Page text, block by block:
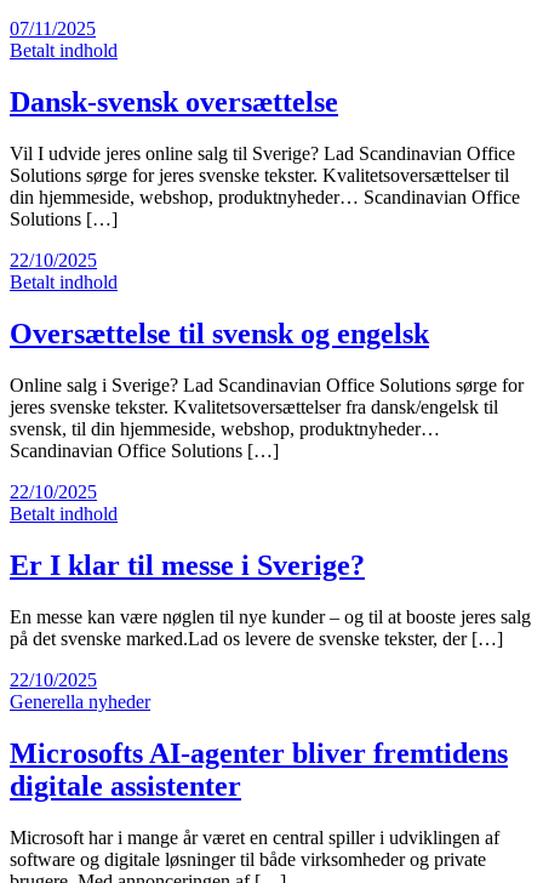
07/11/2025
Betalt indhold
Dansk-svensk oversættelse
Vil I udvide jeres online salg til Sverige? Lad Scandinavian Office
Solutions sørge for jeres svenske tekster. Kvalitetsoversættelser til
din hjemmeside, webshop, produktnyheder… Scandinavian Office
Solutions […]
22/10/2025
Betalt indhold
Oversættelse til svensk og engelsk
Online salg i Sverige? Lad Scandinavian Office Solutions sørge for
jeres svenske tekster. Kvalitetsoversættelser fra dansk/engelsk til
svensk, til din hjemmeside, webshop, produktnyheder…
Scandinavian Office Solutions […]
22/10/2025
Betalt indhold
Er I klar til messe i Sverige?
En messe kan være nøglen til nye kunder – og til at booste jeres salg
på det svenske marked.Lad os levere de svenske tekster, der […]
22/10/2025
Generella nyheder
Microsofts AI-agenter bliver fremtidens
digitale assistenter
Microsoft har i mange år været en central spiller i udviklingen af
software og digitale løsninger til både virksomheder og private